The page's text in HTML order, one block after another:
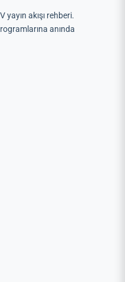
yayın akışı rehberi.
anında